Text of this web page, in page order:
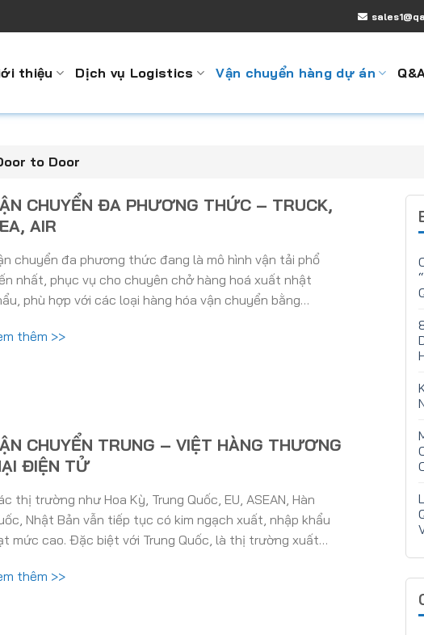
thiệu Dịch vụ Logistics Vận chuyển hàng dự án
to Door
CHUYỂN ĐA PHƯƠNG THỨC – TRUCK,
AIR
chuyển đa phương thức đang là mô hình vận tải phổ
nhất, phục vụ cho chuyên chở hàng hoá xuất nhật
phù hợp với các loại hàng hóa vận chuyển bằng…
thêm >>
CHUYỂN TRUNG – VIỆT HÀNG THƯƠNG
ĐIỆN TỬ
thị trường như Hoa Kỳ, Trung Quốc, EU, ASEAN, Hàn
Nhật Bản vẫn tiếp tục có kim ngạch xuất, nhập khẩu
mức cao. Đặc biệt với Trung Quốc, là thị trường xuất…
thêm >>